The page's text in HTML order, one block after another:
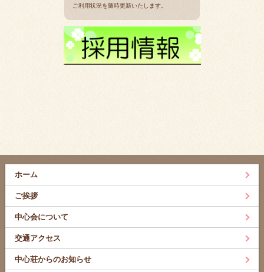
ご利用状況を随時更新いたします。
ホーム
ご挨拶
中心会について
交通アクセス
中心荘からのお知らせ